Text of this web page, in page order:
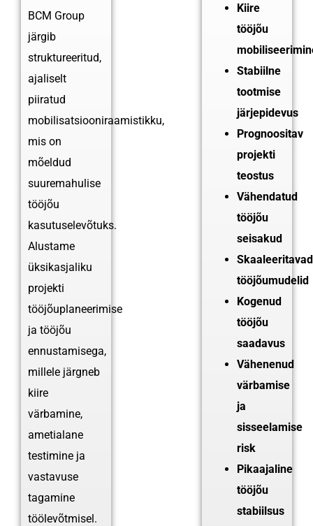
BCM Group
järgib
struktureeritud,
ajaliselt
piiratud
mobilisatsiooniraamistikku,
mis on
mõeldud
suuremahulise
tööjõu
kasutuselevõtuks.
Alustame
üksikasjaliku
projekti
tööjõuplaneerimise
ja tööjõu
ennustamisega,
millele järgneb
kiire
värbamine,
ametialane
testimine ja
vastavuse
tagamine
töölevõtmisel.
Kiire
tööjõu
Stabiilne
tootmise
järjepidevus
Prognoositav
projekti
teostus
Vähendatud
tööjõu
seisakud
Skaaleeritavad
tööjõumudelid
Kogenud
tööjõu
saadavus
Vähenenud
värbamise
ja
sisseelamise
risk
Pikaajaline
tööjõu
stabiilsus